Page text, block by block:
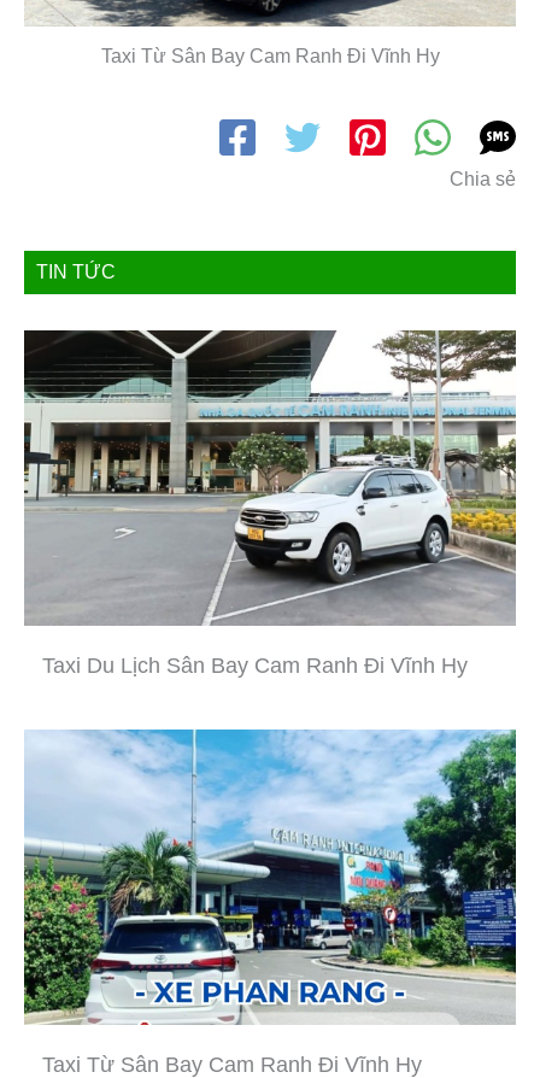
Taxi Từ Sân Bay Cam Ranh Đi Vĩnh Hy
Chia sẻ
TIN TỨC
Taxi Du Lịch Sân Bay Cam Ranh Đi Vĩnh Hy
Taxi Từ Sân Bay Cam Ranh Đi Vĩnh Hy